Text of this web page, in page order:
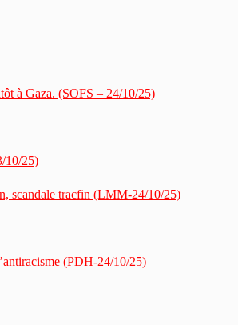
à Gaza. (SOFS – 24/10/25)
10/25)
scandale tracfin (LMM-24/10/25)
(PDH-24/10/25)